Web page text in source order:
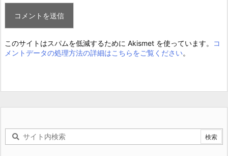
このサイトはスパムを低減するために Akismet を使っています。
コ
メントデータの処理方法の詳細はこちらをご覧ください。